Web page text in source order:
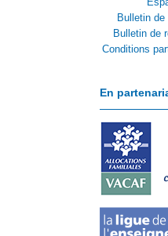
Bulletin
Bulletin de
Conditions
En